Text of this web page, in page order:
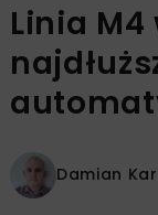
Linia M4
Damian